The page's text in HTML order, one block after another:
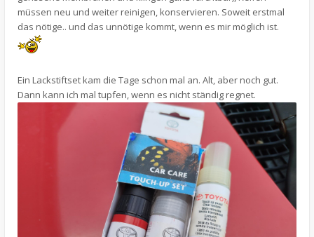
müssen neu und weiter reinigen, konservieren. Soweit erstmal
das nötige.. und das unnötige kommt, wenn es mir möglich ist.
Ein Lackstiftset kam die Tage schon mal an. Alt, aber noch gut.
Dann kann ich mal tupfen, wenn es nicht ständig regnet.